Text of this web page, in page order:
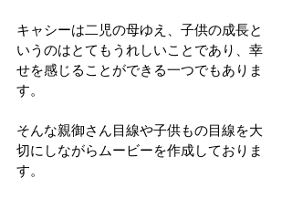
キャシーは二児の母ゆえ、子供の成長と
いうのはとてもうれしいことであり、幸
せを感じることができる一つでもありま
す。
そんな親御さん目線や子供もの目線を大
切にしながらムービーを作成しておりま
す。